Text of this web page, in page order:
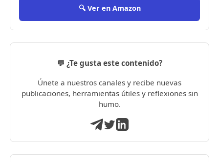
🔍 Ver en Amazon
💬 ¿Te gusta este contenido?
Únete a nuestros canales y recibe nuevas
publicaciones, herramientas útiles y reflexiones sin
humo.